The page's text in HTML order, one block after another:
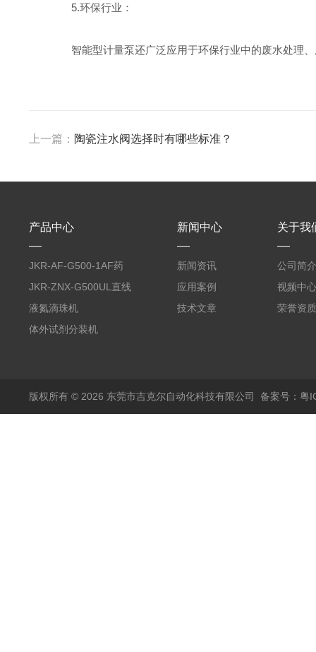
5.环保行业：
智能型计量泵还广泛应用于环保行业中的废水处理、
上一篇： 陶瓷注水阀选择时有哪些标准？
产品中心
JKR-AF-G500-1AF药
丸滴液机
JKR-ZNX-G500UL直线
式智能计量泵
液氮滴珠机
体外试剂分装机
新闻中心
新闻资讯
应用案例
技术文章
关于我
公司简介
视频中心
荣誉资质
版权所有 © 2026 东莞市吉克尔自动化科技有限公司 备案号：粤